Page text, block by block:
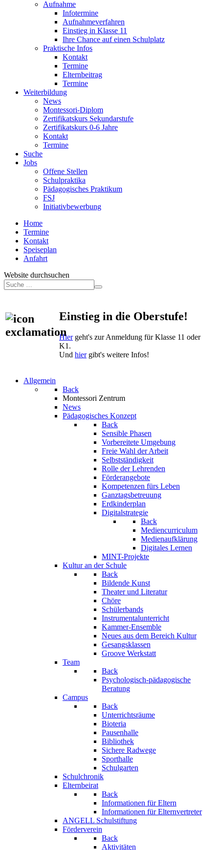
Aufnahme
Infotermine
Aufnahmeverfahren
Einstieg in Klasse 11
Ihre Chance auf einen Schulplatz
Praktische Infos
Kontakt
Termine
Elternbeitrag
Termine
Weiterbildung
News
Montessori-Diplom
Zertifikatskurs Sekundarstufe
Zertifikatskurs 0-6 Jahre
Kontakt
Termine
Suche
Jobs
Offene Stellen
Schulpraktika
Pädagogisches Praktikum
FSJ
Initiativbewerbung
Home
Termine
Kontakt
Speiseplan
Anfahrt
Website durchsuchen
Einstieg in die Oberstufe!
Hiergeht's zur Anmeldung für Klasse 11 oder
K1.
Und hiergibt's weitere Infos!
Allgemein
Back
Montessori Zentrum
News
Pädagogisches Konzept
Back
Sensible Phasen
Vorbereitete Umgebung
Freie Wahl der Arbeit
Selbstständigkeit
Rolle der Lehrenden
Förderangebote
Kompetenzen fürs Leben
Ganztagsbetreuung
Erdkinderplan
Digitalstrategie
Back
Mediencurriculum
Medienaufklärung
Digitales Lernen
MINT-Projekte
Kultur an der Schule
Back
Bildende Kunst
Theater und Literatur
Chöre
Schülerbands
Instrumentalunterricht
Kammer-Ensemble
Neues aus dem Bereich Kultur
Gesangsklassen
Groove Werkstatt
Team
Back
Psychologisch-pädagogische
Beratung
Campus
Back
Unterrichtsräume
Bioteria
Pausenhalle
Bibliothek
Sichere Radwege
Sporthalle
Schulgarten
Schulchronik
Elternbeirat
Back
Informationen für Eltern
Informationen für Elternvertreter
ANGELL Schulstiftung
Förderverein
Back
Aktivitäten